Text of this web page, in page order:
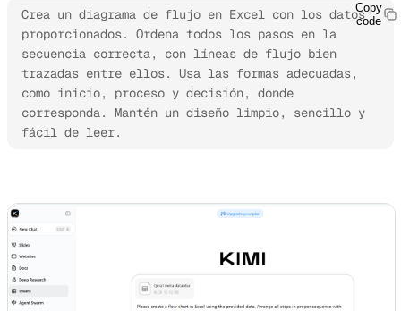
Crea un diagrama de flujo en Excel con los datos
proporcionados. Ordena todos los pasos en la
secuencia correcta, con líneas de flujo bien
trazadas entre ellos. Usa las formas adecuadas,
como inicio, proceso y decisión, donde
corresponda. Mantén un diseño limpio, sencillo y
fácil de leer.
Copy
code